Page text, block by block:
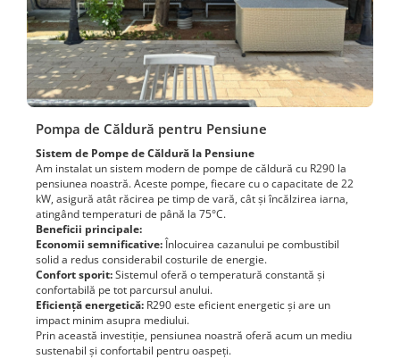
Pompa de Căldură pentru Pensiune
Sistem de Pompe de Căldură la Pensiune
Am instalat un sistem modern de pompe de căldură cu R290 la
pensiunea noastră. Aceste pompe, fiecare cu o capacitate de 22
kW, asigură atât răcirea pe timp de vară, cât și încălzirea iarna,
atingând temperaturi de până la 75°C.
Beneficii principale:
Economii semnificative:Înlocuirea cazanului pe combustibil
solid a redus considerabil costurile de energie.
Confort sporit:Sistemul oferă o temperatură constantă și
confortabilă pe tot parcursul anului.
Eficiență energetică: R290 este eficient energetic și are un
impact minim asupra mediului.
Prin această investiție, pensiunea noastră oferă acum un mediu
sustenabil și confortabil pentru oaspeți.